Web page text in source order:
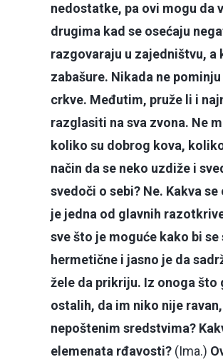
nedostatke, pa ovi mogu da
drugima kad se osećaju
razgovaraju u zajedništvu, a
zabašure. Nikada ne
crkve. Međutim, pruže li i
razglasiti na sva zvona. Ne
koliko su dobrog kova,
način da se neko uzdiže i
svedoči o sebi? Ne. Kakva
je jedna od glavnih
sve što je moguće kako bi
hermetične i jasno je da
žele da prikriju. Iz onoga što
ostalih, da im niko nije
nepoštenim sredstvima?
elemenata rđavosti? (Ima.)